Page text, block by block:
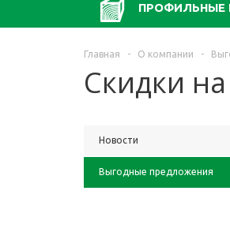
ПРОФИЛЬНЫЕ
Главная - О компании -
Скидки
Новости
Выгодные предложения